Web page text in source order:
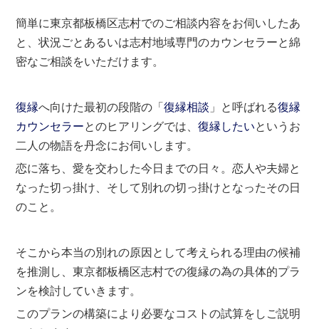
簡単に東京都板橋区志村でのご相談内容をお伺いしたあ
と、状況ごとあるいは志村地域専門のカウンセラーと綿
密なご相談をいただけます。
復縁へ向けた最初の段階の「復縁相談 」と呼ばれる復縁
カウンセラーとのヒアリングでは、復縁したいというお
二人の物語を丹念にお伺いします。
恋に落ち、愛を交わした今日までの日々。恋人や夫婦と
なった切っ掛け、そして別れの切っ掛けとなったその日
のこと。
そこから本当の別れの原因として考えられる理由の候補
を推測し、東京都板橋区志村での復縁の為の具体的プラ
ンを検討していきます。
このプランの構築により必要なコストの試算をしご説明